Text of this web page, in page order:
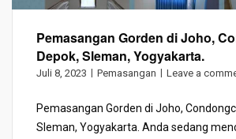
Pemasangan Gorden di Joho,
Depok, Sleman, Yogyakarta.
Juli 8, 2023 Pemasangan Leave a
Pemasangan Gorden di Joho,
Sleman, Yogyakarta. Anda sedang